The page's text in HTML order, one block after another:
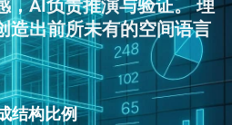
，AI负责推演与验证。 理
造出前所未有的空间语言
结构比例